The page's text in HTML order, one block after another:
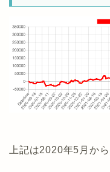
上記は2020年5月か